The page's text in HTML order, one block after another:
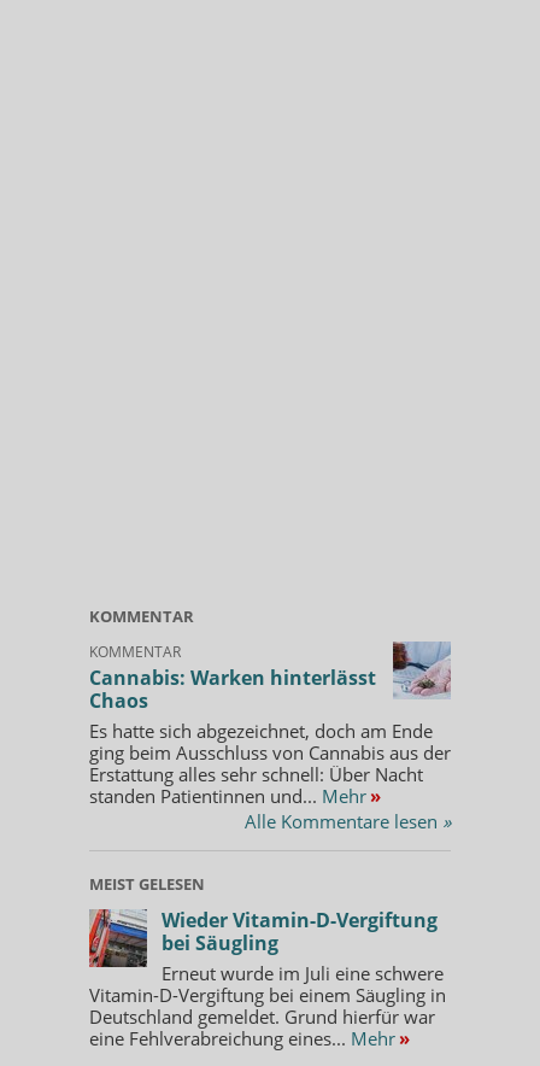
KOMMENTAR
KOMMENTAR
Cannabis: Warken hinterlässt
Chaos
Es hatte sich abgezeichnet, doch am Ende
ging beim Ausschluss von Cannabis aus der
Erstattung alles sehr schnell: Über Nacht
standen Patientinnen und... Mehr »
Alle Kommentare lesen »
MEIST GELESEN
Wieder Vitamin-D-Vergiftung
bei Säugling
Erneut wurde im Juli eine schwere
Vitamin-D-Vergiftung bei einem Säugling in
Deutschland gemeldet. Grund hierfür war
eine Fehlverabreichung eines... Mehr »